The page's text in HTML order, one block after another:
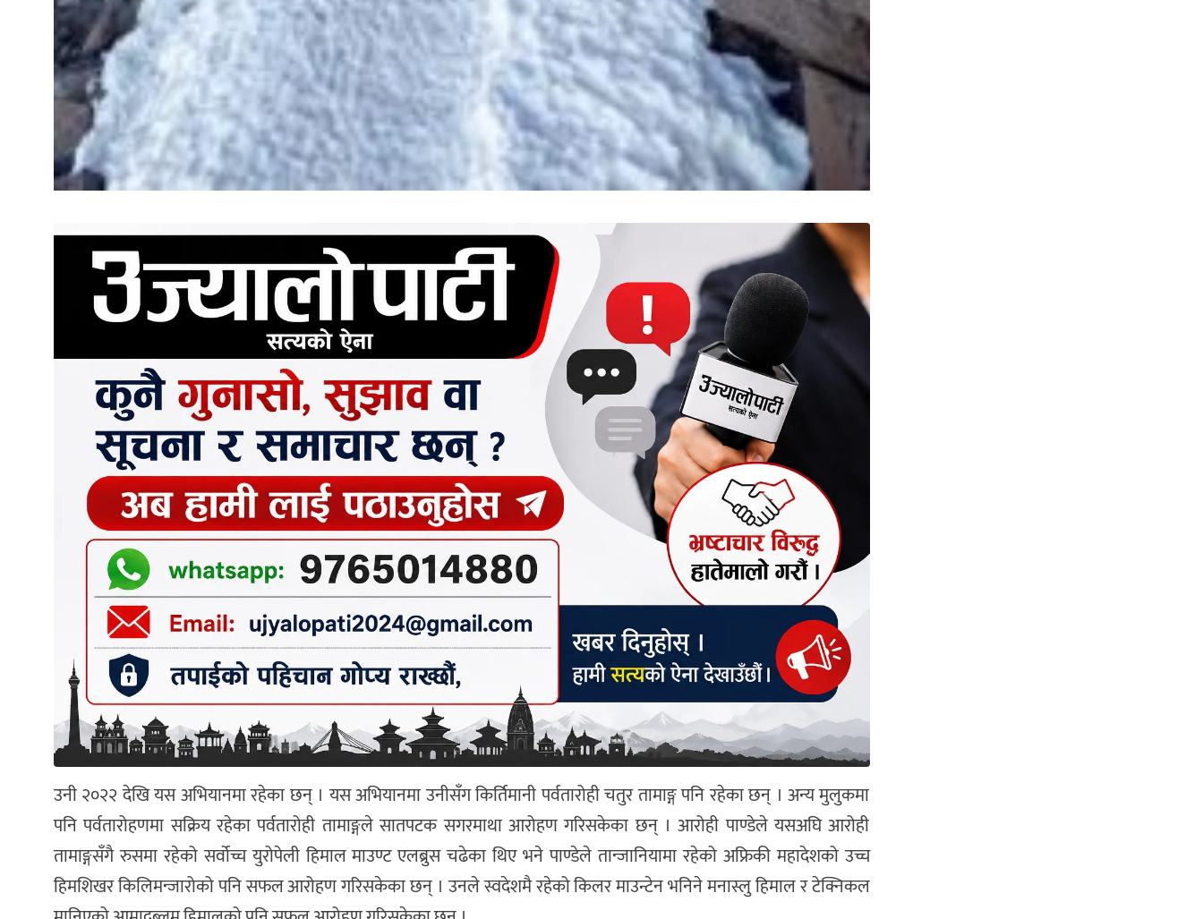
उनी २०२२ देखि यस अभियानमा रहेका छन् । यस अभियानमा उनीसँग किर्तिमानी पर्वतारोही चतुर तामाङ्ग पनि रहेका छन् । अन्य मुलुकमा
पनि पर्वतारोहणमा सक्रिय रहेका पर्वतारोही तामाङ्गले सातपटक सगरमाथा आरोहण गरिसकेका छन् । आरोही पाण्डेले यसअघि आरोही
तामाङ्गसँगै रुसमा रहेको सर्वोच्च युरोपेली हिमाल माउण्ट एलब्रुस चढेका थिए भने पाण्डेले तान्जानियामा रहेको अफ्रिकी महादेशको उच्च
हिमशिखर किलिमन्जारोको पनि सफल आरोहण गरिसकेका छन् । उनले स्वदेशमै रहेको किलर माउन्टेन भनिने मनास्लु हिमाल र टेक्निकल